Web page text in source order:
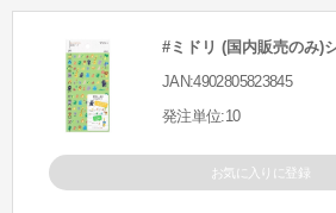
#ミドリ (国内販売のみ)
JAN:4902805823845
発注単位:10
お気に入りに登録